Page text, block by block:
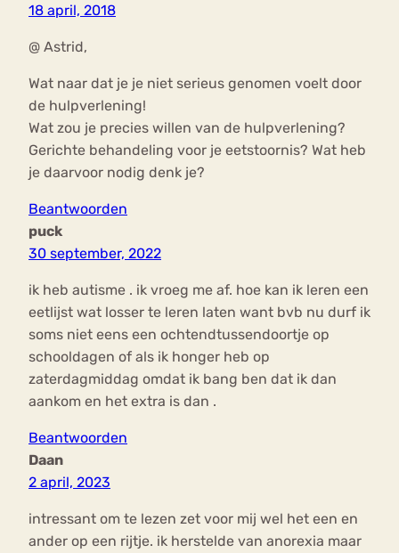
18 april, 2018
@ Astrid,
Wat naar dat je je niet serieus genomen voelt door
de hulpverlening!
Wat zou je precies willen van de hulpverlening?
Gerichte behandeling voor je eetstoornis? Wat heb
je daarvoor nodig denk je?
Beantwoorden
puck
30 september, 2022
ik heb autisme . ik vroeg me af. hoe kan ik leren een
eetlijst wat losser te leren laten want bvb nu durf ik
soms niet eens een ochtendtussendoortje op
schooldagen of als ik honger heb op
zaterdagmiddag omdat ik bang ben dat ik dan
aankom en het extra is dan .
Beantwoorden
Daan
2 april, 2023
intressant om te lezen zet voor mij wel het een en
ander op een rijtje. ik herstelde van anorexia maar